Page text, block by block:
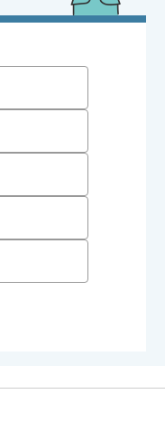
サービスあり , 服装自由 ,